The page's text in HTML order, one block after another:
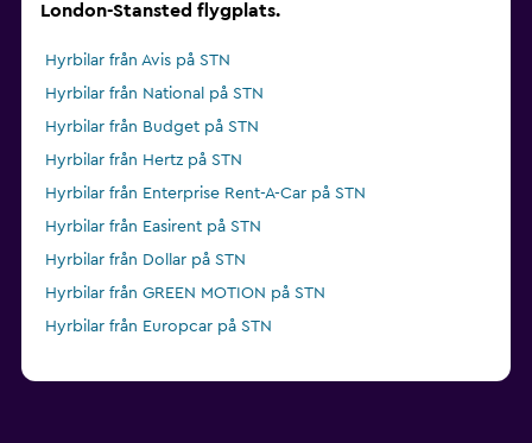
London-Stansted flygplats.
Hyrbilar från Avis på STN
Hyrbilar från National på STN
Hyrbilar från Budget på STN
Hyrbilar från Hertz på STN
Hyrbilar från Enterprise Rent-A-Car på STN
Hyrbilar från Easirent på STN
Hyrbilar från Dollar på STN
Hyrbilar från GREEN MOTION på STN
Hyrbilar från Europcar på STN